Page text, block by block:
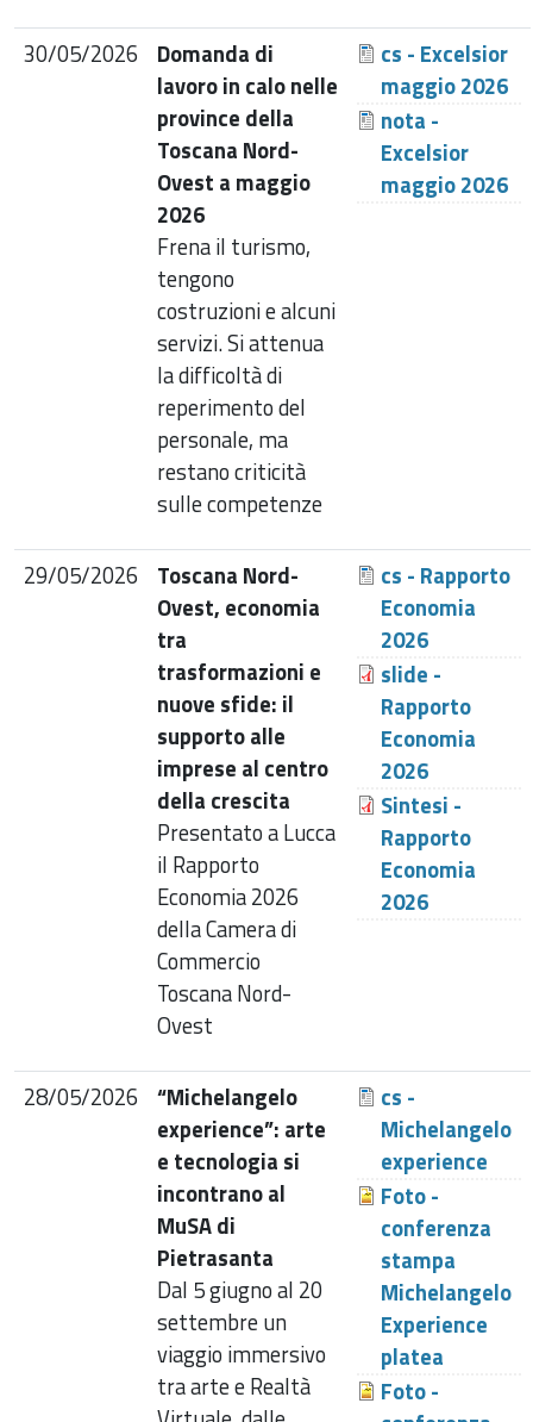
30/05/2026
Domanda di
lavoro in calo nelle
province della
Toscana Nord-
Ovest a maggio
2026
Frena il turismo,
tengono
costruzioni e alcuni
servizi. Si attenua
la difficoltà di
reperimento del
personale, ma
restano criticità
sulle competenze
cs - Excelsior
maggio 2026
nota -
Excelsior
maggio 2026
29/05/2026
Toscana Nord-
Ovest, economia
tra
trasformazioni e
nuove sfide: il
supporto alle
imprese al centro
della crescita
Presentato a Lucca
il Rapporto
Economia 2026
della Camera di
Commercio
Toscana Nord-
Ovest
cs - Rapporto
Economia
2026
slide -
Rapporto
Economia
2026
Sintesi -
Rapporto
Economia
2026
28/05/2026
“Michelangelo
experience”: arte
e tecnologia si
incontrano al
MuSA di
Pietrasanta
Dal 5 giugno al 20
settembre un
viaggio immersivo
tra arte e Realtà
cs -
Michelangelo
experience
Foto -
conferenza
stampa
Michelangelo
Experience
platea
Foto -